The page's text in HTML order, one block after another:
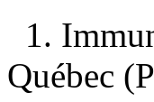
1.
Québec